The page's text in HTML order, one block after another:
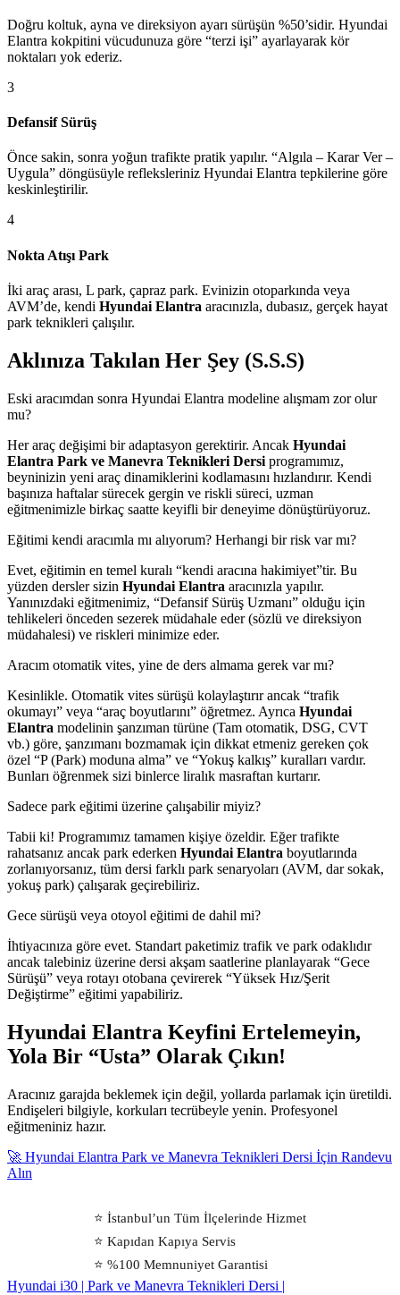
Doğru koltuk, ayna ve direksiyon ayarı sürüşün %50’sidir. Hyundai
Elantra kokpitini vücudunuza göre “terzi işi” ayarlayarak kör
noktaları yok ederiz.
3
Defansif Sürüş
Önce sakin, sonra yoğun trafikte pratik yapılır. “Algıla – Karar Ver –
Uygula” döngüsüyle refleksleriniz Hyundai Elantra tepkilerine göre
keskinleştirilir.
4
Nokta Atışı Park
İki araç arası, L park, çapraz park. Evinizin otoparkında veya
AVM’de, kendi Hyundai Elantra aracınızla, dubasız, gerçek hayat
park teknikleri çalışılır.
Aklınıza Takılan Her Şey (S.S.S)
Eski aracımdan sonra Hyundai Elantra modeline alışmam zor olur
mu?
Her araç değişimi bir adaptasyon gerektirir. Ancak Hyundai
Elantra Park ve Manevra Teknikleri Dersi programımız,
beyninizin yeni araç dinamiklerini kodlamasını hızlandırır. Kendi
başınıza haftalar sürecek gergin ve riskli süreci, uzman
eğitmenimizle birkaç saatte keyifli bir deneyime dönüştürüyoruz.
Eğitimi kendi aracımla mı alıyorum? Herhangi bir risk var mı?
Evet, eğitimin en temel kuralı “kendi aracına hakimiyet”tir. Bu
yüzden dersler sizin Hyundai Elantra aracınızla yapılır.
Yanınızdaki eğitmenimiz, “Defansif Sürüş Uzmanı” olduğu için
tehlikeleri önceden sezerek müdahale eder (sözlü ve direksiyon
müdahalesi) ve riskleri minimize eder.
Aracım otomatik vites, yine de ders almama gerek var mı?
Kesinlikle. Otomatik vites sürüşü kolaylaştırır ancak “trafik
okumayı” veya “araç boyutlarını” öğretmez. Ayrıca Hyundai
Elantra modelinin şanzıman türüne (Tam otomatik, DSG, CVT
vb.) göre, şanzımanı bozmamak için dikkat etmeniz gereken çok
özel “P (Park) moduna alma” ve “Yokuş kalkış” kuralları vardır.
Bunları öğrenmek sizi binlerce liralık masraftan kurtarır.
Sadece park eğitimi üzerine çalışabilir miyiz?
Tabii ki! Programımız tamamen kişiye özeldir. Eğer trafikte
rahatsanız ancak park ederken Hyundai Elantra boyutlarında
zorlanıyorsanız, tüm dersi farklı park senaryoları (AVM, dar sokak,
yokuş park) çalışarak geçirebiliriz.
Gece sürüşü veya otoyol eğitimi de dahil mi?
İhtiyacınıza göre evet. Standart paketimiz trafik ve park odaklıdır
ancak talebiniz üzerine dersi akşam saatlerine planlayarak “Gece
Sürüşü” veya rotayı otobana çevirerek “Yüksek Hız/Şerit
Değiştirme” eğitimi yapabiliriz.
Hyundai Elantra Keyfini Ertelemeyin,
Yola Bir “Usta” Olarak Çıkın!
Aracınız garajda beklemek için değil, yollarda parlamak için üretildi.
Endişeleri bilgiyle, korkuları tecrübeyle yenin. Profesyonel
eğitmeniniz hazır.
🚀 Hyundai Elantra Park ve Manevra Teknikleri Dersi İçin Randevu
Alın
⭐ İstanbul’un Tüm İlçelerinde Hizmet
⭐ Kapıdan Kapıya Servis
⭐ %100 Memnuniyet Garantisi
Hyundai i30 | Park ve Manevra Teknikleri Dersi |